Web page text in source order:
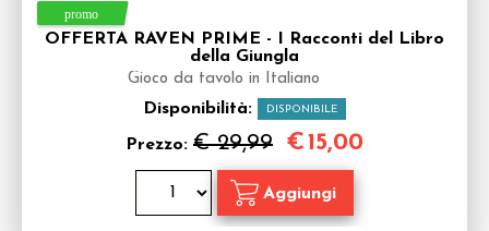
OFFERTA RAVEN PRIME - I Racconti del Libro
della Giungla
Gioco da tavolo in Italiano
Disponibilità: DISPONIBILE
Prezzo: € 29,99 €15,00